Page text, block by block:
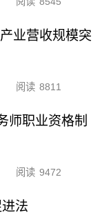
业营收规模突
阅读 8811
师职业资格制
阅读 9472
法